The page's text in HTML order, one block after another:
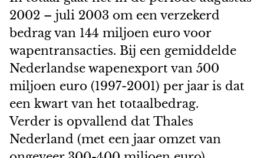
2002 – juli 2003 om een verzekerd
bedrag van 144 miljoen euro voor
wapentransacties. Bij een gemiddelde
Nederlandse wapenexport van 500
miljoen euro (1997-2001) per jaar is dat
een kwart van het totaalbedrag.
Verder is opvallend dat Thales
Nederland (met een jaar omzet van